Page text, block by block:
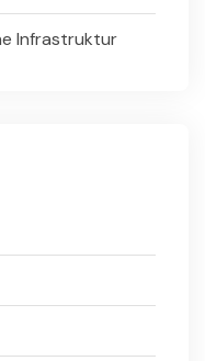
Infrastruktur